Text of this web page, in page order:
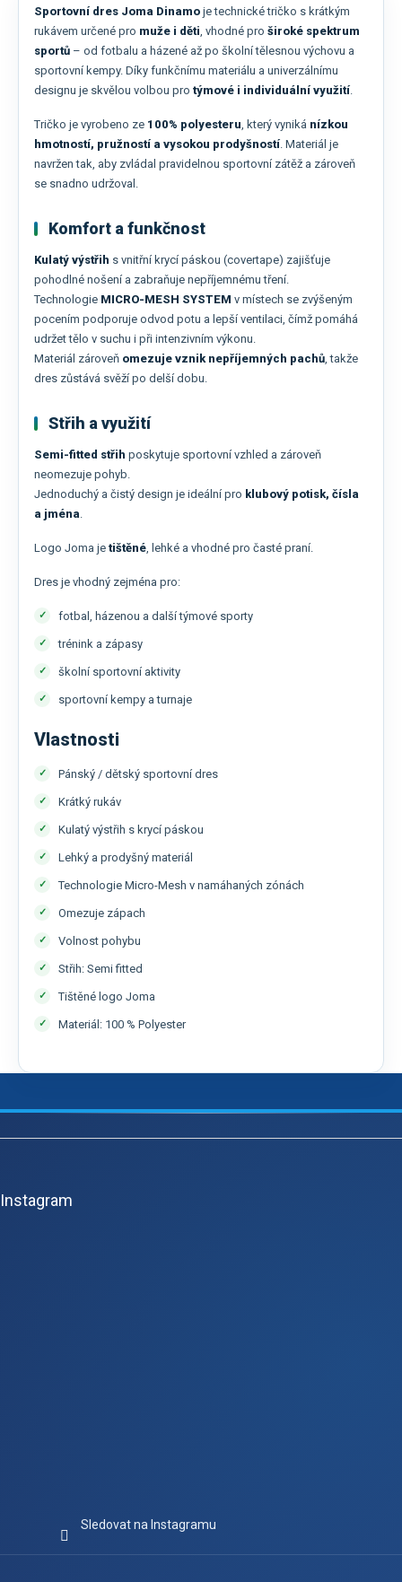
Sportovní dres Joma Dinamo je technické tričko s krátkým
rukávem určené pro muže i děti, vhodné pro široké spektrum
sportů – od fotbalu a házené až po školní tělesnou výchovu a
sportovní kempy. Díky funkčnímu materiálu a univerzálnímu
designu je skvělou volbou pro týmové i individuální využití.
Tričko je vyrobeno ze 100% polyesteru, který vyniká nízkou
hmotností, pružností a vysokou prodyšností. Materiál je
navržen tak, aby zvládal pravidelnou sportovní zátěž a zároveň
se snadno udržoval.
Komfort a funkčnost
Kulatý výstřih s vnitřní krycí páskou (covertape) zajišťuje
pohodlné nošení a zabraňuje nepříjemnému tření.
Technologie MICRO-MESH SYSTEM v místech se zvýšeným
pocením podporuje odvod potu a lepší ventilaci, čímž pomáhá
udržet tělo v suchu i při intenzivním výkonu.
Materiál zároveň omezuje vznik nepříjemných pachů, takže
dres zůstává svěží po delší dobu.
Střih a využití
Semi-fitted střih poskytuje sportovní vzhled a zároveň
neomezuje pohyb.
Jednoduchý a čistý design je ideální pro klubový potisk, čísla
a jména.
Logo Joma je tištěné, lehké a vhodné pro časté praní.
Dres je vhodný zejména pro:
fotbal, házenou a další týmové sporty
trénink a zápasy
školní sportovní aktivity
sportovní kempy a turnaje
Vlastnosti
Pánský / dětský sportovní dres
Krátký rukáv
Kulatý výstřih s krycí páskou
Lehký a prodyšný materiál
Technologie Micro-Mesh v namáhaných zónách
Omezuje zápach
Volnost pohybu
Střih: Semi fitted
Tištěné logo Joma
Materiál: 100 % Polyester
Z
Instagram
Sledovat na Instagramu